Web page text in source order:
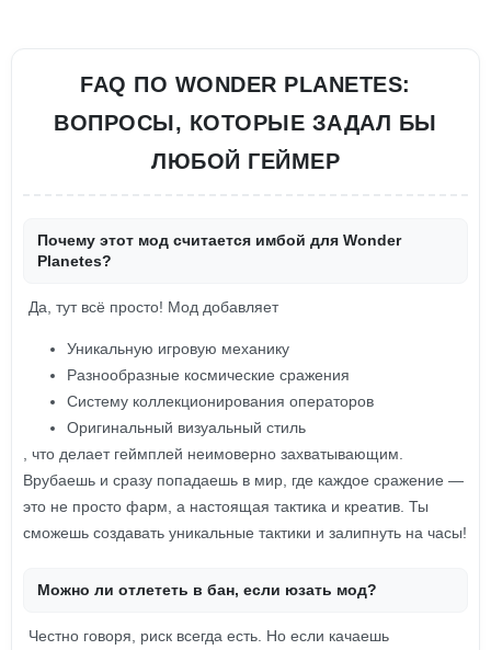
FAQ ПО WONDER PLANETES:
ВОПРОСЫ, КОТОРЫЕ ЗАДАЛ БЫ
ЛЮБОЙ ГЕЙМЕР
Почему этот мод считается имбой для Wonder
Planetes?
Да, тут всё просто! Мод добавляет
Уникальную игровую механику
Разнообразные космические сражения
Систему коллекционирования операторов
Оригинальный визуальный стиль
, что делает геймплей неимоверно захватывающим.
Врубаешь и сразу попадаешь в мир, где каждое сражение —
это не просто фарм, а настоящая тактика и креатив. Ты
сможешь создавать уникальные тактики и залипнуть на часы!
Можно ли отлететь в бан, если юзать мод?
Честно говоря, риск всегда есть. Но если качаешь